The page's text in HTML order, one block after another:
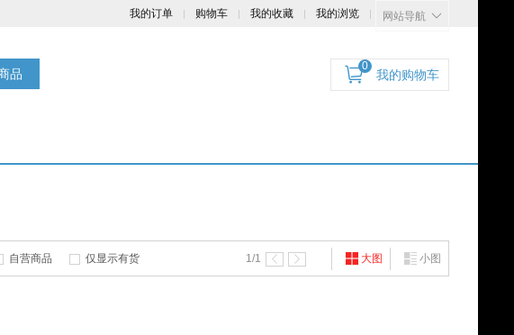
我的订单 购物车 我的收藏 我的浏览 网站导航
品 我的购物车
0
自营商品 仅显示有货 1/1 大图 小图